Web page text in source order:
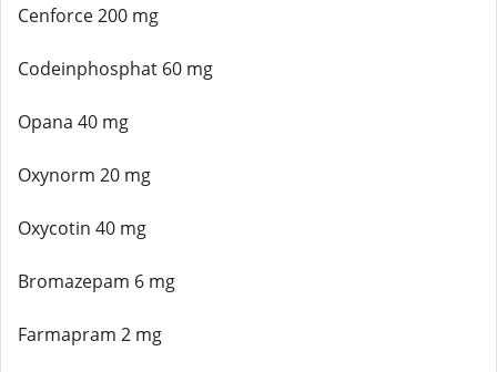
Cenforce 200 mg
Codeinphosphat 60 mg
Opana 40 mg
Oxynorm 20 mg
Oxycotin 40 mg
Bromazepam 6 mg
Farmapram 2 mg